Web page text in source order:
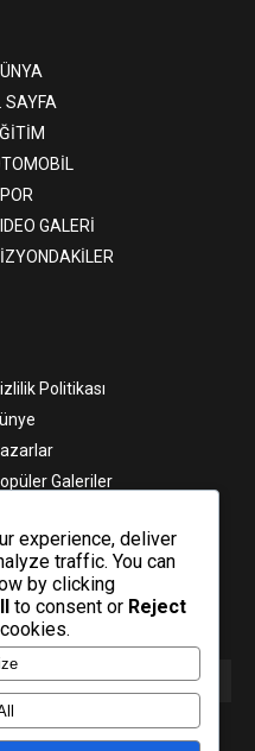
SAYFA
GALERİ
Politikası
Galeriler
Gönder
erişin.
experience, deliver
traffic. You can
by clicking
to consent or Reject